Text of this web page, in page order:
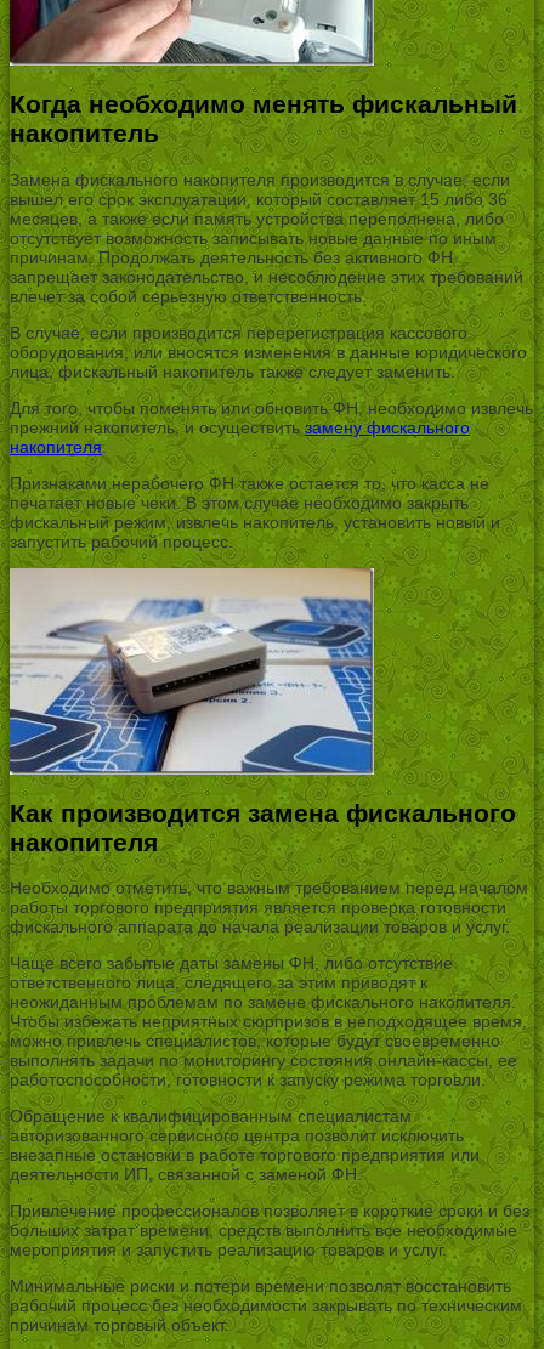
Когда необходимо менять фискальный
накопитель
Замена фискального накопителя производится в случае, если
вышел его срок эксплуатации, который составляет 15 либо 36
месяцев, а также если память устройства переполнена, либо
отсутствует возможность записывать новые данные по иным
причинам. Продолжать деятельность без активного ФН
запрещает законодательство, и несоблюдение этих требований
влечет за собой серьезную ответственность.
В случае, если производится перерегистрация кассового
оборудования, или вносятся изменения в данные юридического
лица, фискальный накопитель также следует заменить.
Для того, чтобы поменять или обновить ФН, необходимо извлечь
прежний накопитель, и осуществитьзамену фискального
накопителя.
Признаками нерабочего ФН также остается то, что касса не
печатает новые чеки. В этом случае необходимо закрыть
фискальный режим, извлечь накопитель, установить новый и
запустить рабочий процесс.
Как производится замена фискального
накопителя
Необходимо отметить, что важным требованием перед началом
работы торгового предприятия является проверка готовности
фискального аппарата до начала реализации товаров и услуг.
Чаще всего забытые даты замены ФН, либо отсутствие
ответственного лица, следящего за этим приводят к
неожиданным проблемам по замене фискального накопителя.
Чтобы избежать неприятных сюрпризов в неподходящее время,
можно привлечь специалистов, которые будут своевременно
выполнять задачи по мониторингу состояния онлайн-кассы, ее
работоспособности, готовности к запуску режима торговли.
Обращение к квалифицированным специалистам
авторизованного сервисного центра позволит исключить
внезапные остановки в работе торгового предприятия или
деятельности ИП, связанной с заменой ФН.
Привлечение профессионалов позволяет в короткие сроки и без
больших затрат времени, средств выполнить все необходимые
мероприятия и запустить реализацию товаров и услуг.
Минимальные риски и потери времени позволят восстановить
рабочий процесс без необходимости закрывать по техническим
причинам торговый объект.